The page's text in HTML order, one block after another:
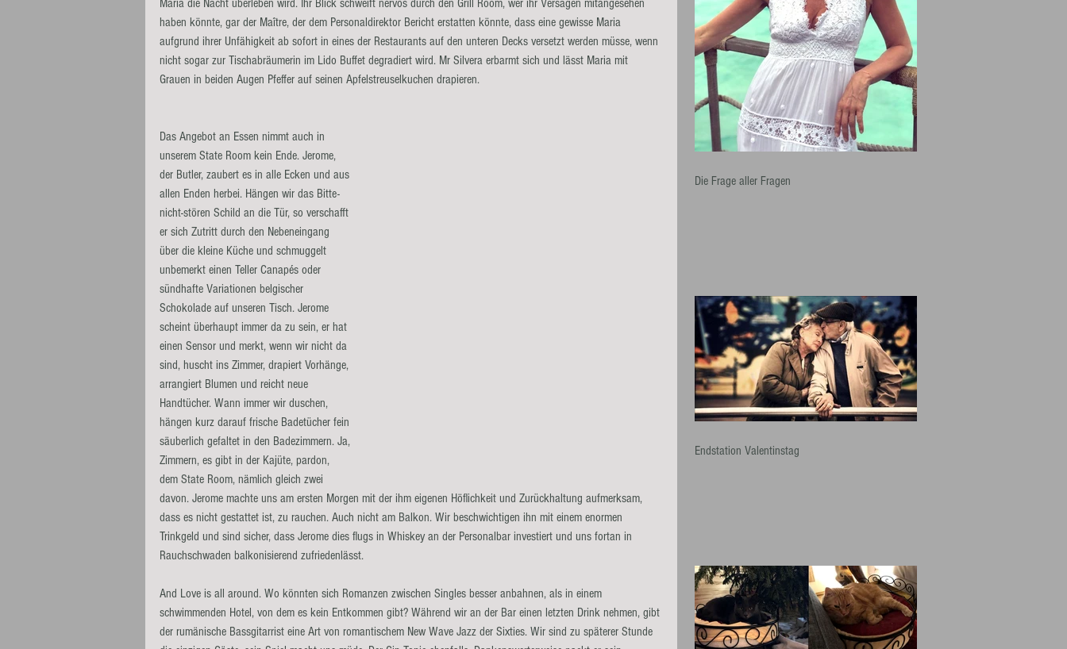
haben könnte, gar der Maître, der dem Personaldirektor Bericht erstatten könnte, dass eine gewisse Maria
aufgrund ihrer Unfähigkeit ab sofort in eines der Restaurants auf den unteren Decks versetzt werden müsse, wenn
nicht sogar zur Tischabräumerin im Lido Buffet degradiert wird. Mr Silvera erbarmt sich und lässt Maria mit
Grauen in beiden Augen Pfeffer auf seinen Apfelstreuselkuchen drapieren.
Das Angebot an Essen nimmt auch in
unserem State Room kein Ende. Jerome,
der Butler, zaubert es in alle Ecken und aus
allen Enden herbei. Hängen wir das Bitte-
nicht-stören Schild an die Tür, so verschafft
er sich Zutritt durch den Nebeneingang
über die kleine Küche und schmuggelt
unbemerkt einen Teller Canapés oder
sündhafte Variationen belgischer
Schokolade auf unseren Tisch. Jerome
scheint überhaupt immer da zu sein, er hat
einen Sensor und merkt, wenn wir nicht da
sind, huscht ins Zimmer, drapiert Vorhänge,
arrangiert Blumen und reicht neue
Handtücher. Wann immer wir duschen,
hängen kurz darauf frische Badetücher fein
säuberlich gefaltet in den Badezimmern. Ja,
Zimmern, es gibt in der Kajüte, pardon,
dem State Room, nämlich gleich zwei
davon. Jerome machte uns am ersten Morgen mit der ihm eigenen Höflichkeit und Zurückhaltung aufmerksam,
dass es nicht gestattet ist, zu rauchen. Auch nicht am Balkon. Wir beschwichtigen ihn mit einem enormen
Trinkgeld und sind sicher, dass Jerome dies flugs in Whiskey an der Personalbar investiert und uns fortan in
Rauchschwaden balkonisierend zufriedenlässt.
And Love is all around. Wo könnten sich Romanzen zwischen Singles besser anbahnen, als in einem
schwimmenden Hotel, von dem es kein Entkommen gibt? Während wir an der Bar einen letzten Drink nehmen, gibt
der rumänische Bassgitarrist eine Art von romantischem New Wave Jazz der Sixties. Wir sind zu späterer Stunde
Die Frage aller Fragen
Endstation Valentinstag